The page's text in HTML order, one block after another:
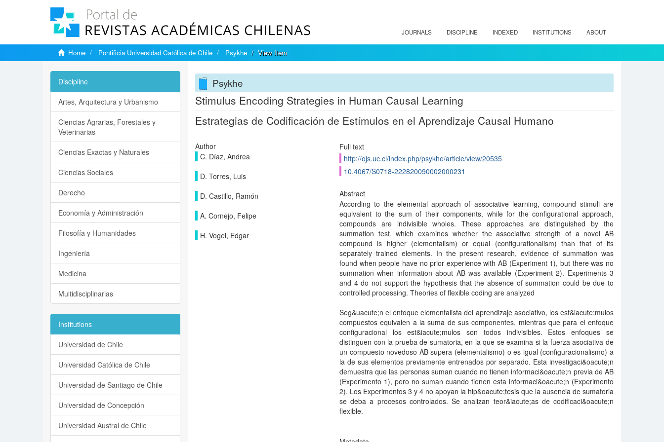
JOURNALS DISCIPLINE INDEXED INSTITUTIONS ABOUT
Home Pontificia Universidad Católica de Chile Psykhe View Item
Psykhe
Stimulus Encoding Strategies in Human Causal Learning
Estrategias de Codificación de Estímulos en el Aprendizaje Causal Humano
Author
C. Díaz, Andrea
D. Torres, Luis
D. Castillo, Ramón
A. Cornejo, Felipe
H. Vogel, Edgar
Full text
http://ojs.uc.cl/index.php/psykhe/article/view/20535
10.4067/S0718-222820090002000231
Abstract
According to the elemental approach of associative learning, compound stimuli are
equivalent to the sum of their components, while for the configurational approach,
compounds are indivisible wholes. These approaches are distinguished by the
summation test, which examines whether the associative strength of a novel AB
compound is higher (elementalism) or equal (configurationalism) than that of its
separately trained elements. In the present research, evidence of summation was
found when people have no prior experience with AB (Experiment 1), but there was no
summation when information about AB was available (Experiment 2). Experiments 3
and 4 do not support the hypothesis that the absence of summation could be due to
controlled processing. Theories of flexible coding are analyzed
Seg&uacute;n el enfoque elementalista del aprendizaje asociativo, los est&iacute;mulos
compuestos equivalen a la suma de sus componentes, mientras que para el enfoque
configuracional los est&iacute;mulos son todos indivisibles. Estos enfoques se
distinguen con la prueba de sumatoria, en la que se examina si la fuerza asociativa de
un compuesto novedoso AB supera (elementalismo) o es igual (configuracionalismo) a
la de sus elementos previamente entrenados por separado. Esta investigaci&oacute;n
demuestra que las personas suman cuando no tienen informaci&oacute;n previa de AB
(Experimento 1), pero no suman cuando tienen esta informaci&oacute;n (Experimento
2). Los Experimentos 3 y 4 no apoyan la hip&oacute;tesis que la ausencia de sumatoria
se deba a procesos controlados. Se analizan teor&iacute;as de codificaci&oacute;n
flexible.
Discipline
Artes, Arquitectura y Urbanismo
Ciencias Agrarias, Forestales y
Veterinarias
Ciencias Exactas y Naturales
Ciencias Sociales
Derecho
Economía y Administración
Filosofía y Humanidades
Ingeniería
Medicina
Multidisciplinarias
Institutions
Universidad de Chile
Universidad Católica de Chile
Universidad de Santiago de Chile
Universidad de Concepción
Universidad Austral de Chile